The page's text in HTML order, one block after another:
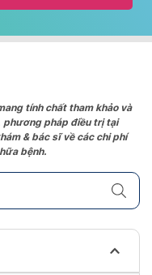
tính chất tham khảo và
phương pháp điều trị tại
& bác sĩ về các chi phí
bệnh.